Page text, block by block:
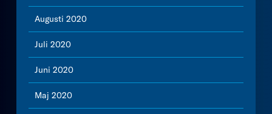
Augusti 2020
Juli 2020
Juni 2020
Maj 2020